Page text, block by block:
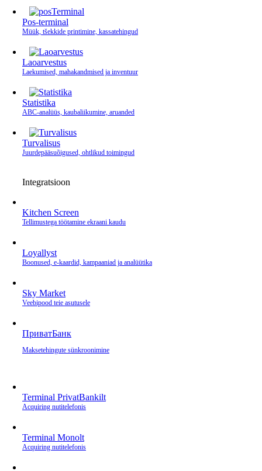
Pos-terminal
Müük, tšekkide printimine, kassatehingud
Laoarvestus
Laekumised, mahakandmised ja inventuur
Statistika
ABC-analüüs, kaubaliikumine, aruanded
Turvalisus
Juurdepääsuõigused, ohtlikud toimingud
Integratsioon
Kitchen Screen
Tellimustega töötamine ekraani kaudu
Loyallyst
Boonused, e‑kaardid, kampaaniad ja analüütika
Sky Market
Veebipood teie asutusele
ПриватБанк
Makse­tehingute sünkroonimine
Terminal PrivatBankilt
Acquiring nutitelefonis
Terminal Monolt
Acquiring nutitelefonis